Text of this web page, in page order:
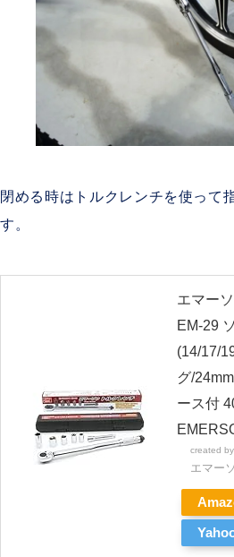
閉める時はトルクレンチを使って
す。
エマー
EM-29
(14/17/
グ/
ース付
created by
エマー